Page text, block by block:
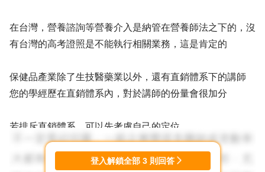
在台灣，營養諮詢等營養介入是納管在營養師法之下的，沒
有台灣的高考證照是不能執行相關業務，這是肯定的
保健品產業除了生技醫藥業以外，還有直銷體系下的講師
您的學經歷在直銷體系內，對於講師的份量會很加分
若排斥直銷體系，可以先考慮自己的定位
是想往講師走，還是往業務銷售走，或者是往產品開發設計
登入解鎖全部 3 則回答